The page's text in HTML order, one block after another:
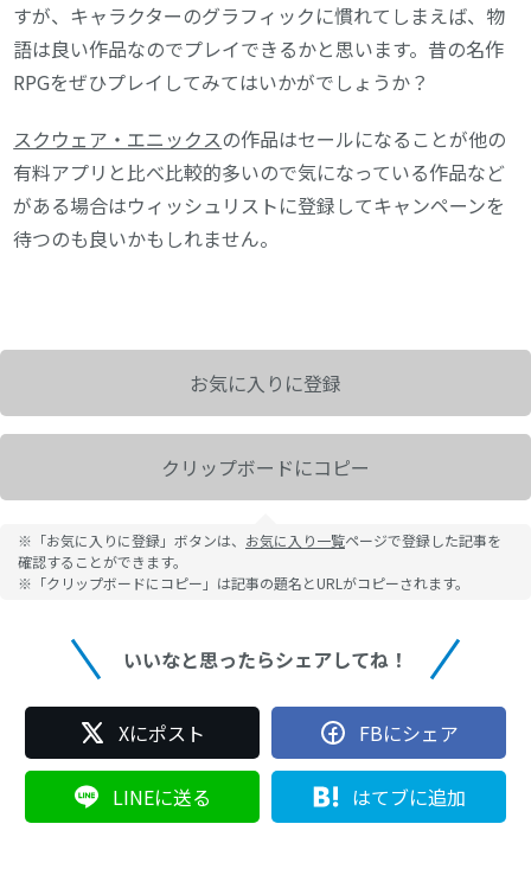
すが、キャラクターのグラフィックに慣れてしまえば、物
語は良い作品なのでプレイできるかと思います。昔の名作
RPGをぜひプレイしてみてはいかがでしょうか？
スクウェア・エニックスの作品はセールになることが他の
有料アプリと比べ比較的多いので気になっている作品など
がある場合はウィッシュリストに登録してキャンペーンを
待つのも良いかもしれません。
お気に入りに登録
クリップボードにコピー
※「お気に入りに登録」ボタンは、 お気に入り一覧ページで登録した記事を
確認することができます。
※「クリップボードにコピー」は記事の題名とURLがコピーされます。
いいなと思ったらシェアしてね！
Xにポスト FBにシェア
LINEに送る はてブに追加